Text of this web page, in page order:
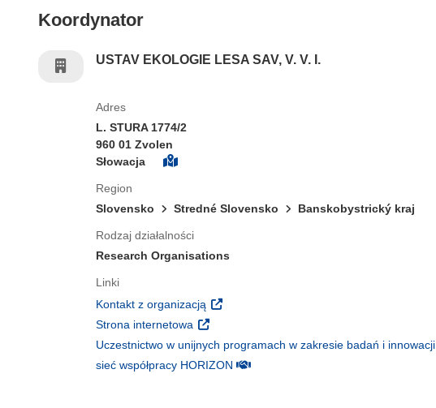
Koordynator
USTAV EKOLOGIE LESA SAV, V. V. I.
Adres
L. STURA 1774/2
960 01 Zvolen
Słowacja
Region
Slovensko
Stredné Slovensko Banskobystrický kraj
Rodzaj działalności
Research Organisations
Linki
Kontakt z organizacją (odnośnik otworzy się w nowym oknie)
Strona internetowa (odnośnik otworzy się w nowym oknie)
Uczestnictwo w unijnych programach w zakresie badań i innowacji
sieć współpracy HORIZON(odnośnik otworzy się w nowym oknie)